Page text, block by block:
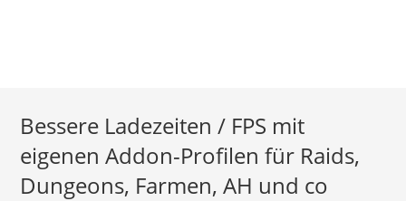
Bessere Ladezeiten / FPS mit
eigenen Addon-Profilen für Raids,
Dungeons, Farmen, AH und co